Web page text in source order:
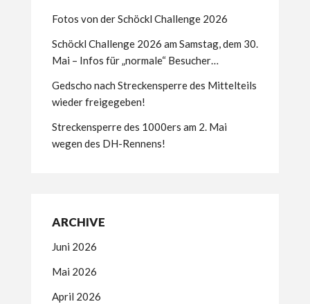
Fotos von der Schöckl Challenge 2026
Schöckl Challenge 2026 am Samstag, dem 30.
Mai – Infos für „normale“ Besucher…
Gedscho nach Streckensperre des Mittelteils
wieder freigegeben!
Streckensperre des 1000ers am 2. Mai
wegen des DH-Rennens!
ARCHIVE
Juni 2026
Mai 2026
April 2026